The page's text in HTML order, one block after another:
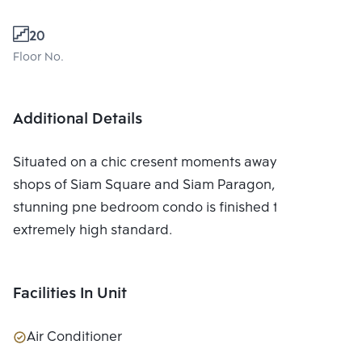
20
Floor No.
Additional Details
Situated on a chic cresent moments away from the
shops of Siam Square and Siam Paragon, this
stunning pne bedroom condo is finished to an
extremely high standard.
Facilities In Unit
Air Conditioner